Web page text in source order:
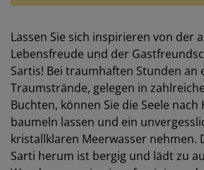
Lassen Sie sich inspirieren von der
Lebensfreude und der
Sartis! Bei traumhaften Stunden an
Traumstrände, gelegen in
Buchten, können Sie die Seele
baumeln lassen und ein
kristallklaren Meerwasser nehmen.
Sarti herum ist bergig und lädt zu